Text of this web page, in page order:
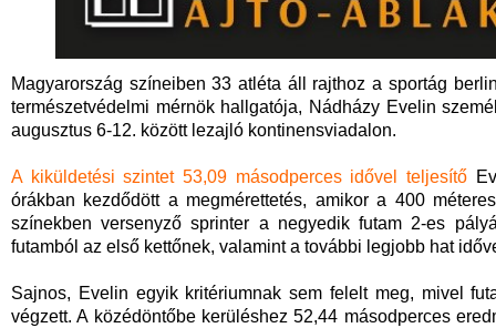
Magyarország színeiben 33 atléta áll rajthoz a sportág
természetvédelmi mérnök hallgatója, Nádházy Evelin
augusztus 6-12. között lezajló kontinensviadalon.
A kiküldetési szintet 53,09 másodperces idővel teljesítő
órákban kezdődött a megmérettetés, amikor a 400
színekben versenyző sprinter a negyedik futam 2-es
futamból az első kettőnek, valamint a további legjobb hat
Sajnos, Evelin egyik kritériumnak sem felelt meg, mivel
végzett. A közédöntőbe kerüléshez 52,44 másodperces